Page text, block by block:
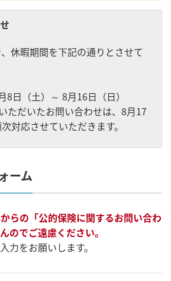
休暇期間を下記の通りとさせて
8日（土）～ 8月16日（日）
ただいたお問い合わせは、8月17
対応させていただきます。
ーム
らの「公的保険に関するお問い合わ
のでご遠慮ください。
力をお願いします。